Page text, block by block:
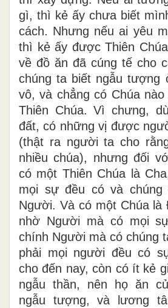
gì, thì kẻ ấy chưa biết
cách. Nhưng nếu ai yêu
thì kẻ ấy được Thiên
về đồ ăn đã cúng tế cho
chúng ta biết ngẫu tượng
vô, và chẳng có Chúa
Thiên Chúa. Vì chưng,
đất, có những vị được
(thật ra người ta cho
nhiều chúa), nhưng đối
có một Thiên Chúa là
mọi sự đều có và
Người. Và có một Chúa là
nhờ Người mà có mọi
chính Người mà có chúng
phải mọi người đều có
cho đến nay, còn có ít kẻ
ngẫu thần, nên họ ăn
ngẫu tượng, và lương